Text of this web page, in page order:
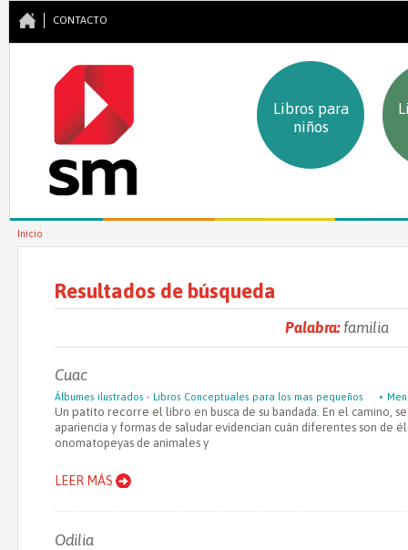
CONTACTO
Libros para
niños
Se encuentra usted aquí
Inicio
Resultados de búsqueda
Palabra: familia
Cuac
Álbumes ilustrados - Libros Conceptuales para los mas pequeños
Un patito recorre el libro en busca de su bandada. En el camino,
apariencia y formas de saludar evidencian cuán diferentes son de
onomatopeyas de animales y
LEER MÁS
Odilia